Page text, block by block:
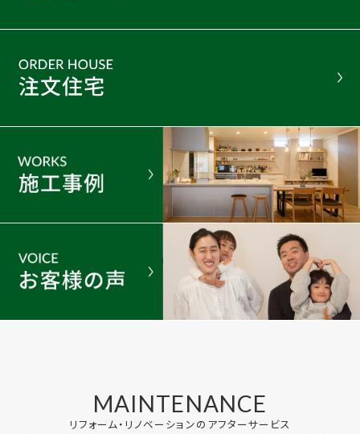
MAINTENANCE
リフォーム・リノベーションのアフターサービス